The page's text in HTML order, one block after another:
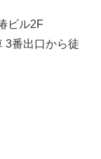
ビル2F
3番出口から徒